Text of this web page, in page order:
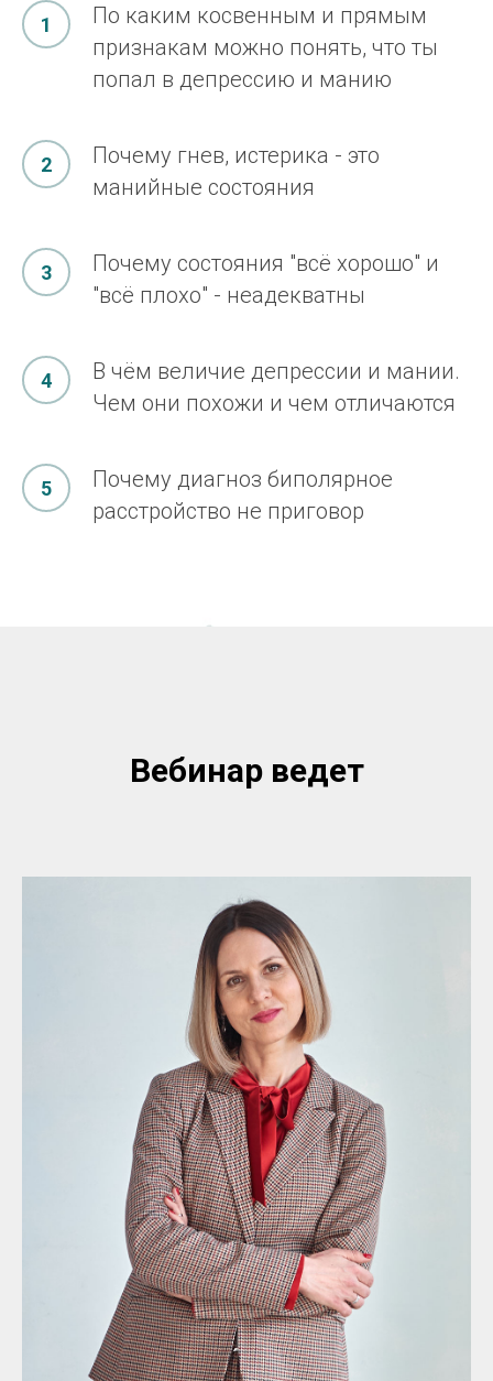
По каким косвенным и прямым
признакам можно понять, что ты
попал в депрессию и манию
Почему гнев, истерика - это
манийные состояния
Почему состояния "всё хорошо" и
"всё плохо" - неадекватны
В чём величие депрессии и мании.
Чем они похожи и чем отличаются
Почему диагноз биполярное
расстройство не приговор
Вебинар ведет